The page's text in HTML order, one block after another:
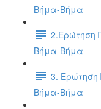
Βήμα-Βήμα
2.Ερώτηση
Βήμα-Βήμα
3. Ερώτηση
Βήμα-Βήμα